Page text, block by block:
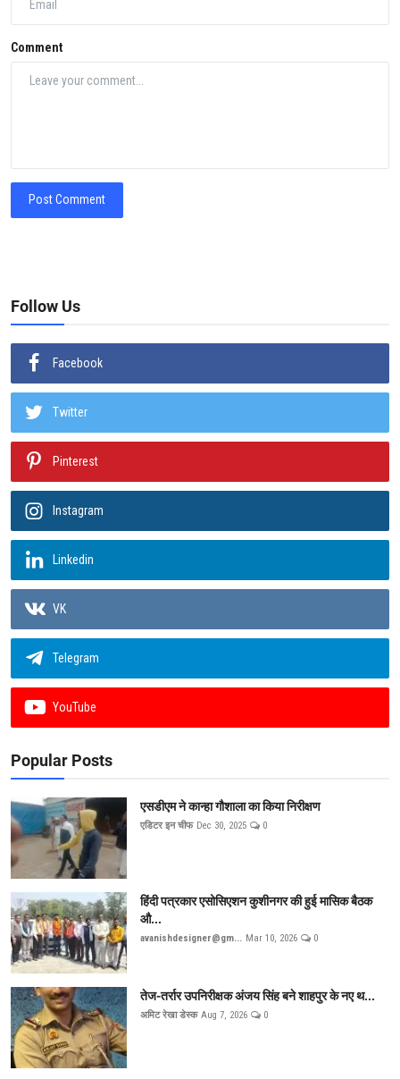
Comment
Post Comment
Follow Us
Facebook
Twitter
Pinterest
Instagram
Linkedin
VK
Telegram
YouTube
Popular Posts
एसडीएम ने कान्हा गौशाला का किया निरीक्षण
एडिटर इन चीफ Dec 30, 2025 0
हिंदी पत्रकार एसोसिएशन कुशीनगर की हुई मासिक बैठक
औ...
avanishdesigner@gm... Mar 10, 2026 0
तेज-तर्रार उपनिरीक्षक अंजय सिंह बने शाहपुर के नए थ...
अमिट रेखा डेस्क Aug 7, 2026 0